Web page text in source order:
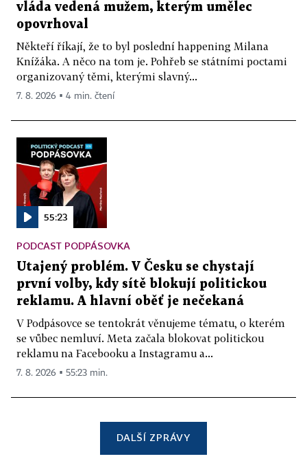
vláda vedená mužem, kterým umělec
opovrhoval
Někteří říkají, že to byl poslední happening Milana
Knížáka. A něco na tom je. Pohřeb se státními poctami
organizovaný těmi, kterými slavný...
7. 8. 2026 ▪ 4 min. čtení
55:23
PODCAST PODPÁSOVKA
Utajený problém. V Česku se chystají
první volby, kdy sítě blokují politickou
reklamu. A hlavní oběť je nečekaná
V Podpásovce se tentokrát věnujeme tématu, o kterém
se vůbec nemluví. Meta začala blokovat politickou
reklamu na Facebooku a Instagramu a...
7. 8. 2026 ▪ 55:23 min.
DALŠÍ ZPRÁVY